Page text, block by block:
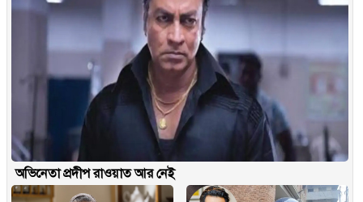
অভিনেতা প্রদীপ রাওয়াত আর নেই